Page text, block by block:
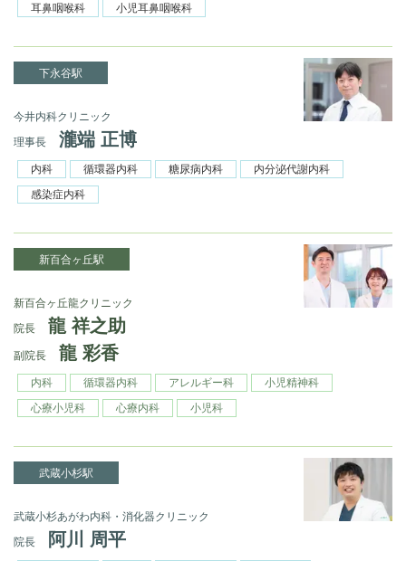
耳鼻咽喉科 小児耳鼻咽喉科
下永谷駅
今井内科クリニック
理事長
瀧端 正博
内科 循環器内科 糖尿病内科
内分泌代謝内科
感染症内科
新百合ヶ丘駅
新百合ヶ丘龍クリニック
院長
龍 祥之助
副院長 龍 彩香
内科 循環器内科 アレルギー科
小児精神科
心療小児科
心療内科 小児科
武蔵小杉駅
武蔵小杉あがわ内科・消化器クリニック
院長
阿川 周平